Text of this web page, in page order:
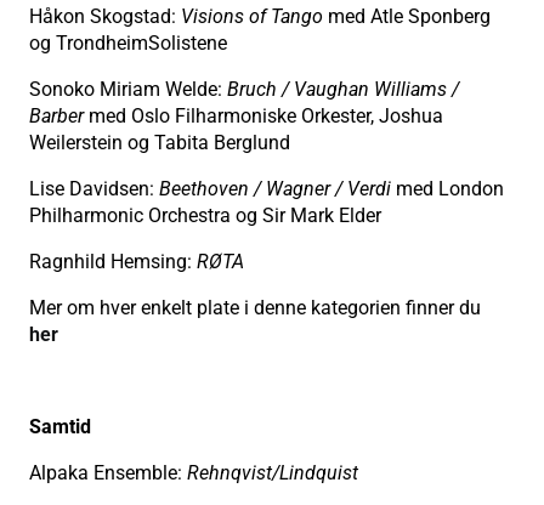
Håkon Skogstad: Visions of Tango med Atle Sponberg
og TrondheimSolistene
Sonoko Miriam Welde: Bruch / Vaughan Williams /
Barbermed Oslo Filharmoniske Orkester, Joshua
Weilerstein og Tabita Berglund
Lise Davidsen: Beethoven / Wagner / Verdi med London
Philharmonic Orchestra og Sir Mark Elder
Ragnhild Hemsing: RØTA
Mer om hver enkelt plate i denne kategorien finner du
her
Samtid
Alpaka Ensemble: Rehnqvist/Lindquist